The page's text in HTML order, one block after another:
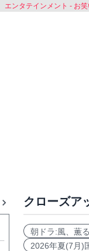
エンタテインメント - お
クローズア
朝ドラ:風、薫る
2026年夏(7月)